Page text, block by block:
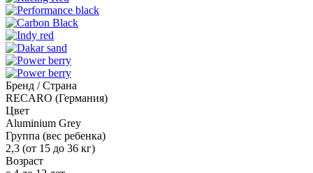
Бренд / Страна
RECARO (Германия)
Цвет
Aluminium Grey
Группа (вес ребенка)
2,3 (от 15 до 36 кг)
Возраст